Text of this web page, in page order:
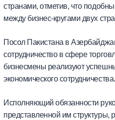
странами, отметив, что
между бизнес-кругами двух
Посол Пакистана в
сотрудничество в сфере
бизнесмены реализуют
экономического сотрудничества.
Исполняющий обязанности
представленной им структуры,